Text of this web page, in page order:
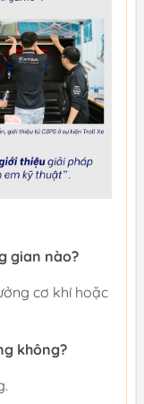
gian nào?
cơ khí hoặc
không?